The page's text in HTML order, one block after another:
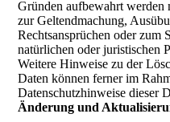
Gründen aufbewahrt werden
zur Geltendmachung,
Rechtsansprüchen oder zum
natürlichen oder juristischen
Weitere Hinweise zu der
Daten können ferner im
Datenschutzhinweise dieser
Änderung und